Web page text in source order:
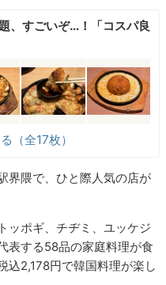
、すごいぞ…！「コスパ良
（全17枚）
界隈で、ひと際人気の店が
ッポギ、チヂミ、ユッケジ
表する58品の家庭料理が食
込2,178円で韓国料理が楽し